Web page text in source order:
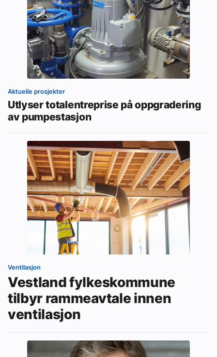
Aktuelle prosjekter
Utlyser totalentreprise på oppgradering
av pumpestasjon
Ventilasjon
Vestland fylkeskommune
tilbyr rammeavtale innen
ventilasjon